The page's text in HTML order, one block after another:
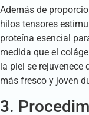
Además de
hilos tensores
proteína esencial
medida que el
la piel se
más fresco y joven
3.